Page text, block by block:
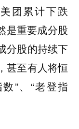
团累计下跌
是重要成分股
分股的持续下
甚至有人将恒
”、“老登指